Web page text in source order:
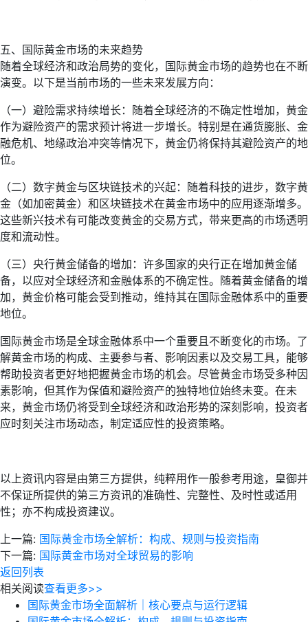
五、国际黄金市场的未来趋势
随着全球经济和政治局势的变化，国际黄金市场的趋势也在不断
演变。以下是当前市场的一些未来发展方向：
（一）避险需求持续增长：随着全球经济的不确定性增加，黄金
作为避险资产的需求预计将进一步增长。特别是在通货膨胀、金
融危机、地缘政治冲突等情况下，黄金仍将保持其避险资产的地
位。
（二）数字黄金与区块链技术的兴起：随着科技的进步，数字黄
金（如加密黄金）和区块链技术在黄金市场中的应用逐渐增多。
这些新兴技术有可能改变黄金的交易方式，带来更高的市场透明
度和流动性。
（三）央行黄金储备的增加：许多国家的央行正在增加黄金储
备，以应对全球经济和金融体系的不确定性。随着黄金储备的增
加，黄金价格可能会受到推动，维持其在国际金融体系中的重要
地位。
国际黄金市场是全球金融体系中一个重要且不断变化的市场。了
解黄金市场的构成、主要参与者、影响因素以及交易工具，能够
帮助投资者更好地把握黄金市场的机会。尽管黄金市场受多种因
素影响，但其作为保值和避险资产的独特地位始终未变。在未
来，黄金市场仍将受到全球经济和政治形势的深刻影响，投资者
应时刻关注市场动态，制定适应性的投资策略。
以上资讯内容是由第三方提供，纯粹用作一般参考用途，皇御并
不保证所提供的第三方资讯的准确性、完整性、及时性或适用
性；亦不构成投资建议。
上一篇: 国际黄金市场全解析：构成、规则与投资指南
下一篇: 国际黄金市场对全球贸易的影响
返回列表
相关阅读查看更多>>
国际黄金市场全面解析｜核心要点与运行逻辑